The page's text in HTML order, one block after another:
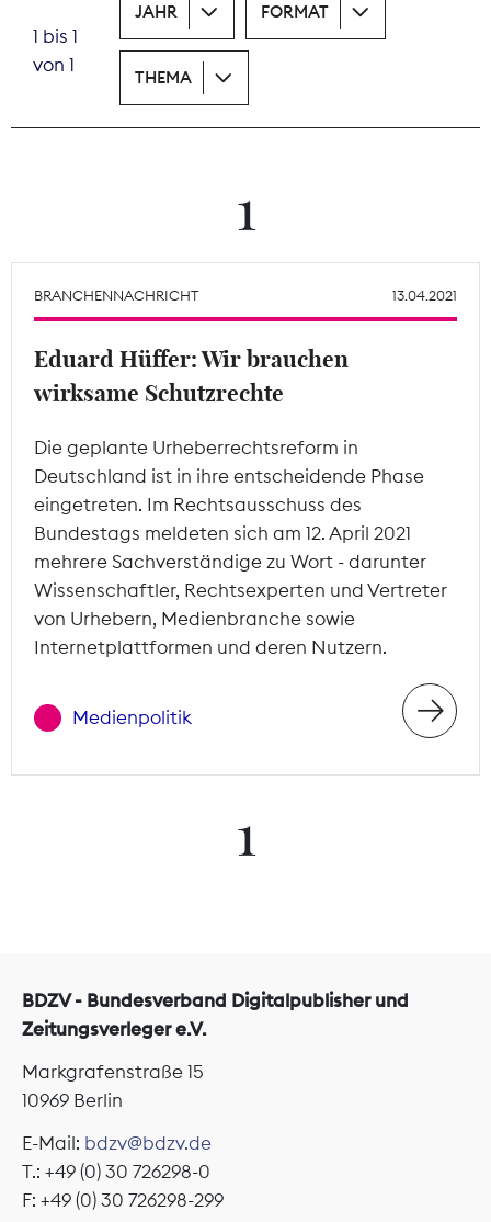
Theodor-Wolff-Preis
1 bis 1
von 1
JAHR FORMAT
THEMA
1
BRANCHENNACHRICHT 13.04.2021
Eduard Hüffer: Wir brauchen
wirksame Schutzrechte
Die geplante Urheberrechtsreform in
Deutschland ist in ihre entscheidende Phase
eingetreten. Im Rechtsausschuss des
Bundestags meldeten sich am 12. April 2021
mehrere Sachverständige zu Wort - darunter
Wissenschaftler, Rechtsexperten und Vertreter
von Urhebern, Medienbranche sowie
Internetplattformen und deren Nutzern.
Medienpolitik
1
BDZV - Bundesverband Digitalpublisher und
Zeitungsverleger e.V.
Markgrafenstraße 15
10969 Berlin
E-Mail: bdzv@bdzv.de
T.: +49 (0) 30 726298-0
F: +49 (0) 30 726298-299